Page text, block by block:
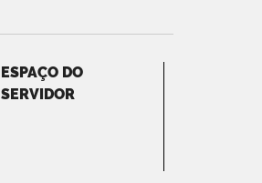
ESPAÇO DO
SERVIDOR